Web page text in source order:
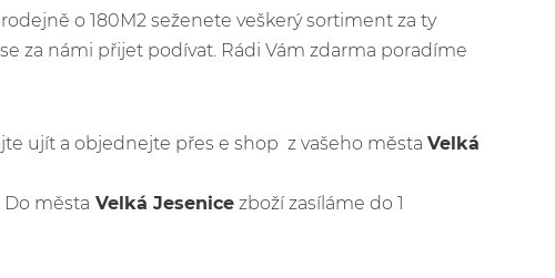
o 180M2 seženete veškerý sortiment za ty
za námi přijet podívat. Rádi Vám zdarma poradíme
ujít a objednejte přes e shop z vašeho města Velká
města Velká Jesenice zboží zasíláme do 1